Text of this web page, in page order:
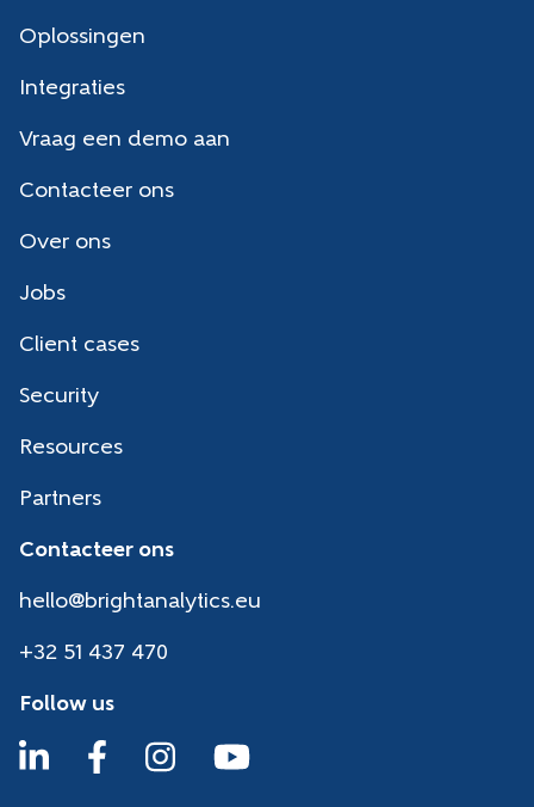
Oplossingen
Integraties
Vraag een demo aan
Contacteer ons
Over ons
Jobs
Client cases
Security
Resources
Partners
Contacteer ons
hello@brightanalytics.eu
+32 51 437 470
Follow us